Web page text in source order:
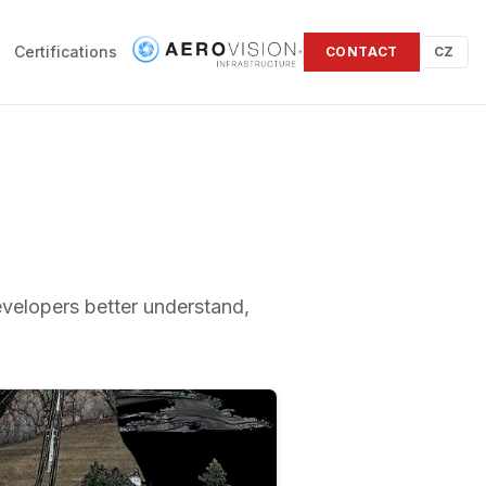
Certifications CONTACT CZ
better understand,